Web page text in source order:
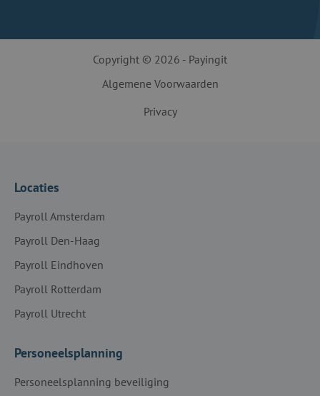
Copyright © 2026 - Payingit
Algemene Voorwaarden
Privacy
Locaties
Payroll Amsterdam
Payroll Den-Haag
Payroll Eindhoven
Payroll Rotterdam
Payroll Utrecht
Personeelsplanning
Personeelsplanning beveiliging